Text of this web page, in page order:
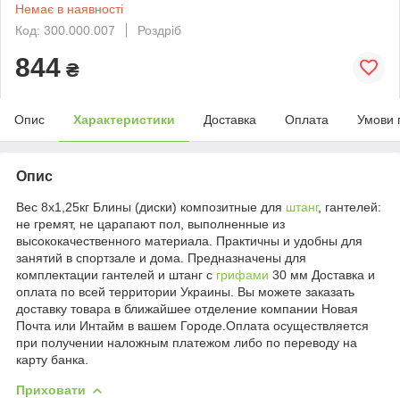
Немає в наявності
Код: 300.000.007
Роздріб
844 ₴
Опис Характеристики Доставка Оплата Умови
Опис
Вес 8х1,25кг Блины (диски) композитные для штанг, гантелей:
не гремят, не царапают пол, выполненные из
высококачественного материала. Практичны и удобны для
занятий в спортзале и дома. Предназначены для
комплектации гантелей и штанг с грифами 30 мм Доставка и
оплата по всей территории Украины. Вы можете заказать
доставку товара в ближайшее отделение компании Новая
Почта или Интайм в вашем Городе.Оплата осуществляется
при получении наложным платежом либо по переводу на
карту банка.
Приховати